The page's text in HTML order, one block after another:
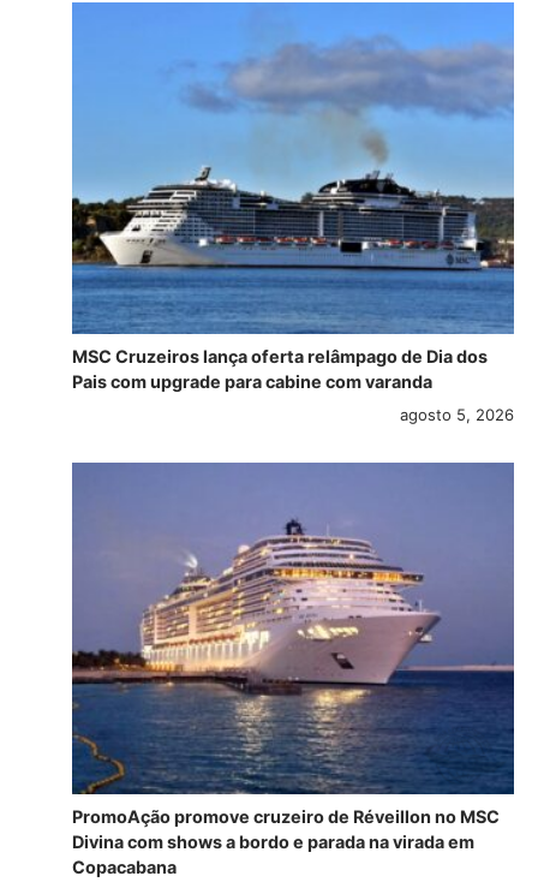
MSC Cruzeiros lança oferta relâmpago de Dia dos
Pais com upgrade para cabine com varanda
agosto 5, 2026
PromoAção promove cruzeiro de Réveillon no MSC
Divina com shows a bordo e parada na virada em
Copacabana